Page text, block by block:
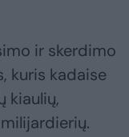
ir skerdimo
kuris kadaise
kiaulių,